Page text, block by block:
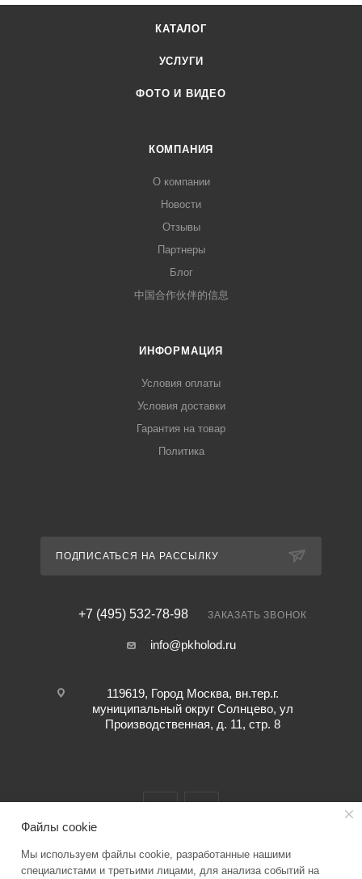
КАТАЛОГ
УСЛУГИ
ФОТО И ВИДЕО
КОМПАНИЯ
О компании
Новости
Отзывы
Партнеры
Блог
中国合作伙伴的信息
ИНФОРМАЦИЯ
Условия оплаты
Условия доставки
Гарантия на товар
Политика
ПОДПИСАТЬСЯ НА РАССЫЛКУ
+7 (495) 532-78-98 ЗАКАЗАТЬ ЗВОНОК
info@pkholod.ru
119619, Город Москва, вн.тер.г.
муниципальный округ Солнцево, ул
Производственная, д. 11, стр. 8
2026 © “ПК ХОЛОД” info@pkholod.ru Информация о товаре,
Файлы cookie
Мы используем файлы cookie, разработанные нашими
специалистами и третьими лицами, для анализа событий на